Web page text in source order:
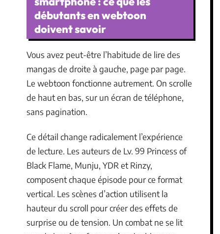
débutants en webtoon
doivent savoir
Vous avez peut-être l’habitude de lire des
mangas de droite à gauche, page par page.
Le webtoon fonctionne autrement. On scrolle
de haut en bas, sur un écran de téléphone,
sans pagination.
Ce détail change radicalement l’expérience
de lecture. Les auteurs de Lv. 99 Princess of
Black Flame, Munju, YDR et Rinzy,
composent chaque épisode pour ce format
vertical. Les scènes d’action utilisent la
hauteur du scroll pour créer des effets de
surprise ou de tension. Un combat ne se lit